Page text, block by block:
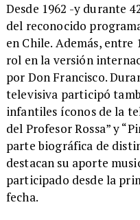
​Desde 1962 -y durante
del reconocido
en Chile. Además, entre
rol en la versión
por Don Francisco.
televisiva participó
infantiles íconos de la
del Profesor Rossa” y
parte biográfica de
destacan su aporte
participado desde la
fecha.